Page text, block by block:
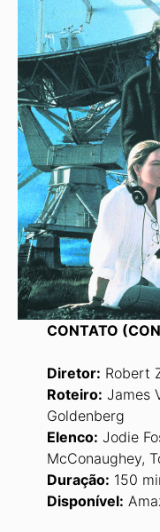
CONTATO
Diretor: Robert
Roteiro: James
Goldenberg
Elenco: Jodie
McConaughey,
Duração: 150
Disponível: